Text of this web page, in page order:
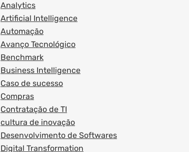
Analytics
Artificial Intelligence
Automação
Avanço Tecnológico
Benchmark
Business Intelligence
Caso de sucesso
Compras
Contratação de TI
cultura de inovação
Desenvolvimento de Softwares
Digital Transformation